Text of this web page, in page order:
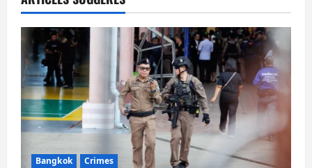
t
i
o
n
d
Bangkok Crimes